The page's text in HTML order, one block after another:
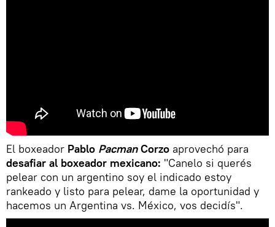
El boxeador Pablo PacmanCorzo aprovechó para
desafiar al boxeador mexicano: "Canelo si querés
pelear con un argentino soy el indicado estoy
rankeado y listo para pelear, dame la oportunidad y
hacemos un Argentina vs. México, vos decidís".